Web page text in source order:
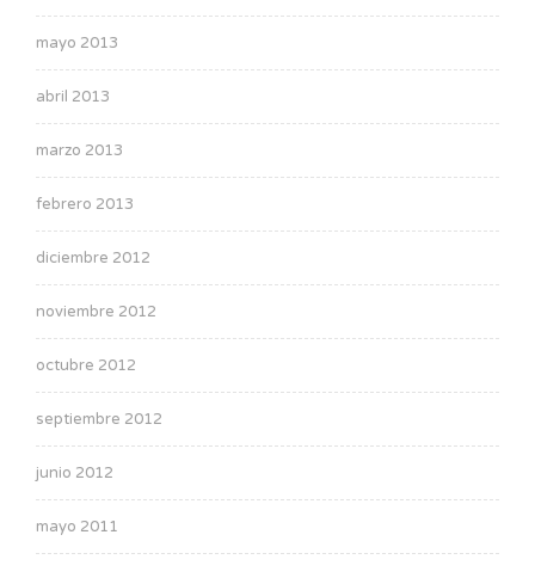
mayo 2013
abril 2013
marzo 2013
febrero 2013
diciembre 2012
noviembre 2012
octubre 2012
septiembre 2012
junio 2012
mayo 2011